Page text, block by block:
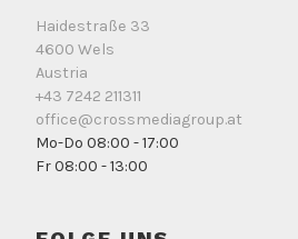
Haidestraße 33
4600 Wels
Austria
+43 7242 211311
office@crossmediagroup.at
Mo-Do 08:00 - 17:00
Fr 08:00 - 13:00